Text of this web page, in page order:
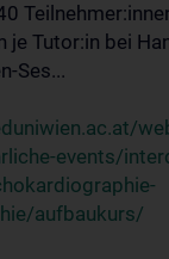
je Tutor:in bei
Ses...
events/
aufbaukurs/